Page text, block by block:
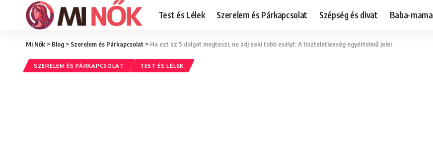
Test és Lélek Szerelem és Párkapcsolat Szépség és divat Baba-mama
Mi Nők > Blog > Szerelem és Párkapcsolat > Ha ezt az 5 dolgot megteszi, ne adj neki több esélyt: A tiszteletlenség egyértelmű jelei
SZERELEM ÉS PÁRKAPCSOLAT TEST ÉS LÉLEK